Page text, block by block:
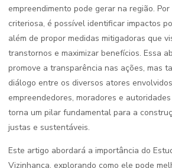
empreendimento pode gerar na região.
criteriosa, é possível identificar impactos
além de propor medidas mitigadoras que
transtornos e maximizar benefícios. Essa
promove a transparência nas ações, mas
diálogo entre os diversos atores
empreendedores, moradores e
torna um pilar fundamental para a
justas e sustentáveis.
Este artigo abordará a importância do
Vizinhança, explorando como ele pode